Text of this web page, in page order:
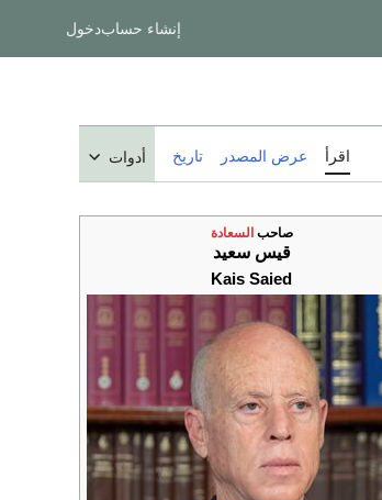
إنشاء حسابدخول
اقرأ عرض المصدر تاريخ أدوات
صاحب السعادة
قيس سعيد
Kais Saied